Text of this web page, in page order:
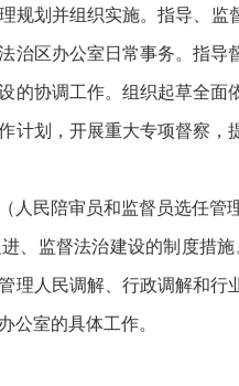
规划并组织实施。指导、
治区办公室日常事务。指
的协调工作。组织起草全
计划，开展重大专项督察
人民陪审员和监督员选任管
、监督法治建设的制度措
理人民调解、行政调解和
室的具体工作。